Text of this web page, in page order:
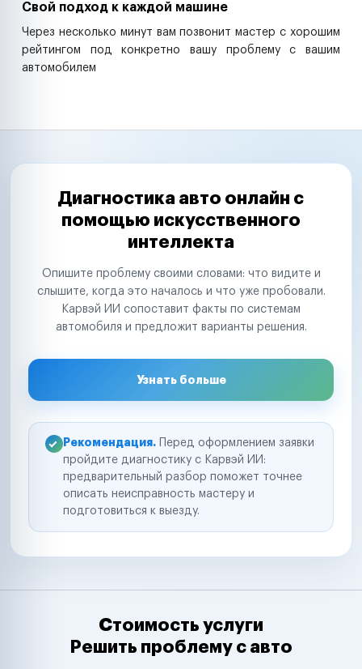
Свой подход к каждой машине
Через несколько минут вам позвонит мастер с хорошим
рейтингом под конкретно вашу проблему с вашим
автомобилем
Диагностика авто онлайн с
помощью искусственного
интеллекта
Опишите проблему своими словами: что видите и
слышите, когда это началось и что уже пробовали.
Карвэй ИИ сопоставит факты по системам
автомобиля и предложит варианты решения.
Узнать больше
Рекомендация. Перед оформлением заявки
пройдите диагностику с Карвэй ИИ:
предварительный разбор поможет точнее
описать неисправность мастеру и
подготовиться к выезду.
Стоимость услуги
Решить проблему с авто